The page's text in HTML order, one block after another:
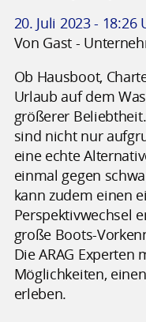
20. Juli 2023 - 18:26
Von Gast -
Ob Hausboot,
Urlaub auf dem
größerer
sind nicht nur
eine echte
einmal gegen
kann zudem einen
Perspektivwechsel
große Boots-
Die ARAG
Möglichkeiten,
erleben.